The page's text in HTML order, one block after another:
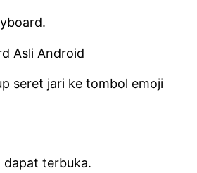
seret jari ke tombol emoji
dapat terbuka.